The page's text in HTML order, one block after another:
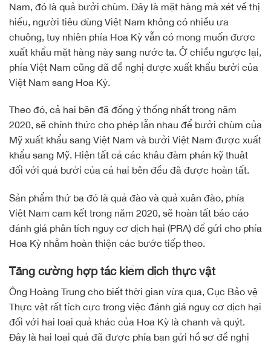
Nam, đó là quả bưởi chùm. Đây là mặt hàng mà xét về thị
hiếu, người tiêu dùng Việt Nam không có nhiều ưa
chuộng, tuy nhiên phía Hoa Kỳ vẫn có mong muốn được
xuất khẩu mặt hàng này sang nước ta. Ở chiều ngược lại,
phía Việt Nam cũng đã đề nghị được xuất khẩu bưởi của
Việt Nam sang Hoa Kỳ.
Theo đó, cả hai bên đã đồng ý thống nhất trong năm
2020, sẽ chính thức cho phép lẫn nhau để bưởi chùm của
Mỹ xuất khẩu sang Việt Nam và bưởi Việt Nam được xuất
khẩu sang Mỹ. Hiện tất cả các khâu đàm phán kỹ thuật
đối với quả bưởi của cả hai bên đều đã được hoàn tất.
Sản phẩm thứ ba đó là quả đào và quả xuân đào, phía
Việt Nam cam kết trong năm 2020, sẽ hoàn tất báo cáo
đánh giá phân tích nguy cơ dịch hại (PRA) để gửi cho phía
Hoa Kỳ nhằm hoàn thiện các bước tiếp theo.
Tăng cường hợp tác kiểm dịch thực vật
Ông Hoàng Trung cho biết thời gian vừa qua, Cục Bảo vệ
Thực vật rất tích cực trong việc đánh giá nguy cơ dịch hại
đối với hai loại quả khác của Hoa Kỳ là chanh và quýt.
Đây là hai loại quả đã được phía bạn gửi hồ sơ đề nghị